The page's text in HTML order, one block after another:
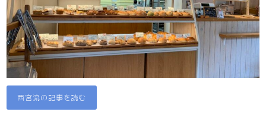
西宮流の記事を読む